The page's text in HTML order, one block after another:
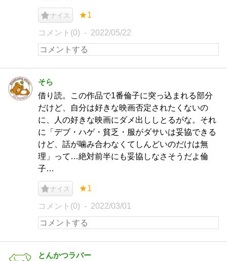
ナイス ★1
コメント(0) 2022/05/22
そら
借り読。この作品で1番倫子に突っ込まれる部分
だけど、自分は好きな映画否定されたくないの
に、人の好きな映画にダメ出ししとるがな。それ
に「デブ・ハゲ・貧乏・服がダサいは妥協できる
けど、話が噛み合わなくてしんどいのだけは無
理」って…絶対前半にも妥協しなさそうだよ倫
子…
ナイス ★1
コメント(0) 2022/03/01
とんかつラバー